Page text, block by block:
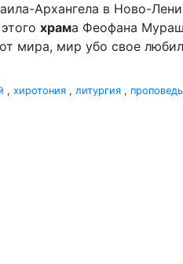
Архангела в Ново-
храма Феофана
мира, мир убо свое
, хиротония , литургия , проповедь